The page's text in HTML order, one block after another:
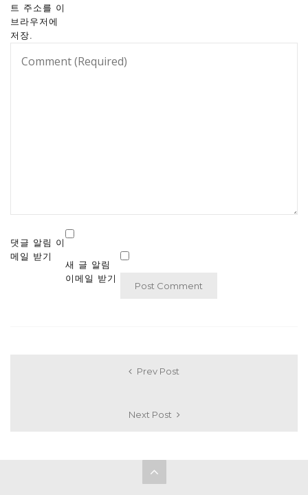
트 주소를 이
브라우저에
저장.
댓글 알림 이
메일 받기
새 글 알림
이메일 받기
Prev Post
Next Post